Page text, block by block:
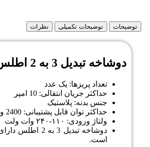
توضیحات توضیحات تکمیلی نظرات
دوشاخه تبدیل 3 به 2 اطلس
تعداد پریزها: یک عدد
حداکثر جریان انتقالی: 10 امپر
جنس بدنه: پلاستیک
حداکثر توان قابل پشتیبانی: 2400 وات
ولتاژ ورودی: ۱۱۰-۲۴۰ وات ولت
دوشاخه تبدیل 3 به
است.